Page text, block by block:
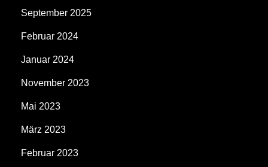
September 2025
Februar 2024
Januar 2024
November 2023
Mai 2023
März 2023
Februar 2023